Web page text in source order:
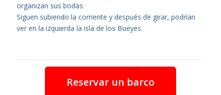
organizan sus bodas.
Siguen subiendo la corriente y después de girar, podrían
ver en la izquierda la isla de los Bueyes
Reservar un barco